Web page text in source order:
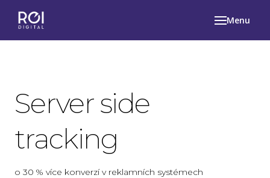
Menu
Server side
tracking
o 30 % více konverzí v reklamních systémech